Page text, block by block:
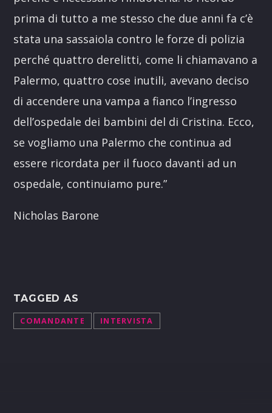
prima di tutto a me stesso che due anni fa c’è
stata una sassaiola contro le forze di polizia
perché quattro derelitti, come li chiamavano a
Palermo, quattro cose inutili, avevano deciso
di accendere una vampa a fianco l’ingresso
dell’ospedale dei bambini del di Cristina. Ecco,
se vogliamo una Palermo che continua ad
essere ricordata per il fuoco davanti ad un
ospedale, continuiamo pure.”
Nicholas Barone
TAGGED AS
COMANDANTE INTERVISTA